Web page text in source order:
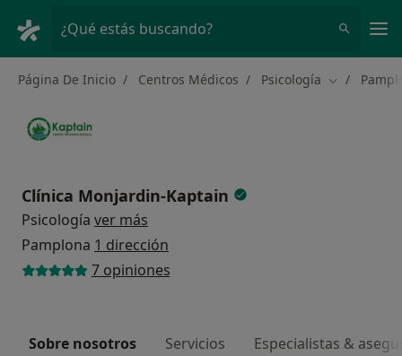
¿Qué estás buscando?
Página De Inicio Centros Médicos Psicología Cambiar de
Clínica Monjardin-Kaptain
Psicología ver más
Pamplona 1 dirección
7 opiniones
Sobre nosotros Servicios Especialistas &